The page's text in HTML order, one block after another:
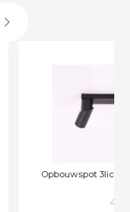
Opbouwspot